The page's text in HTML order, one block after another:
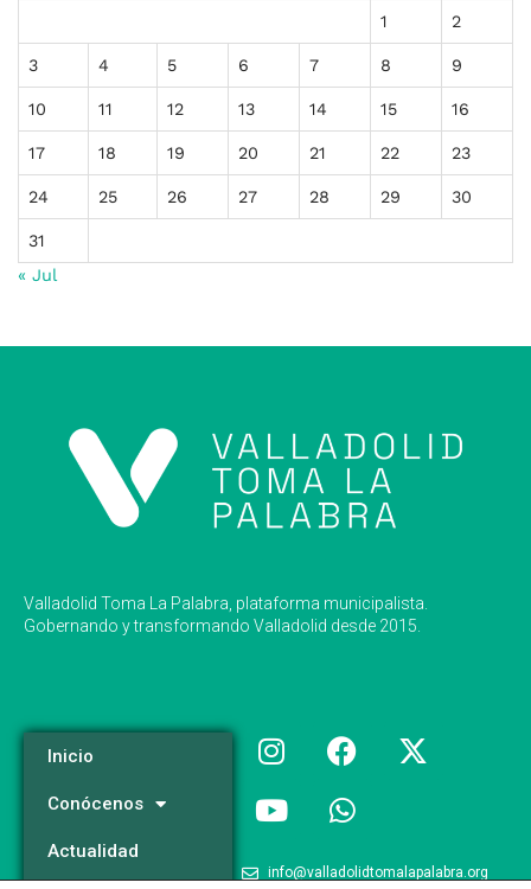
1 2
3 4 5 6 7 8 9
10 11 12 13 14 15 16
17 18 19 20 21 22 23
24 25 26 27 28 29 30
31
« Jul
Valladolid Toma La Palabra, plataforma municipalista.
Gobernando y transformando Valladolid desde 2015.
Inicio
Conócenos
Actualidad
info@valladolidtomalapalabra.org